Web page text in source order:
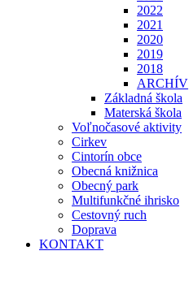
2022
2021
2020
2019
2018
ARCHÍV
Základná škola
Materská škola
Voľnočasové aktivity
Cirkev
Cintorín obce
Obecná knižnica
Obecný park
Multifunkčné ihrisko
Cestovný ruch
Doprava
KONTAKT